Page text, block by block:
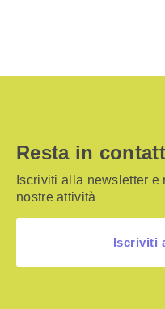
Resta in
Iscriviti alla newsletter
nostre attività
Iscriviti